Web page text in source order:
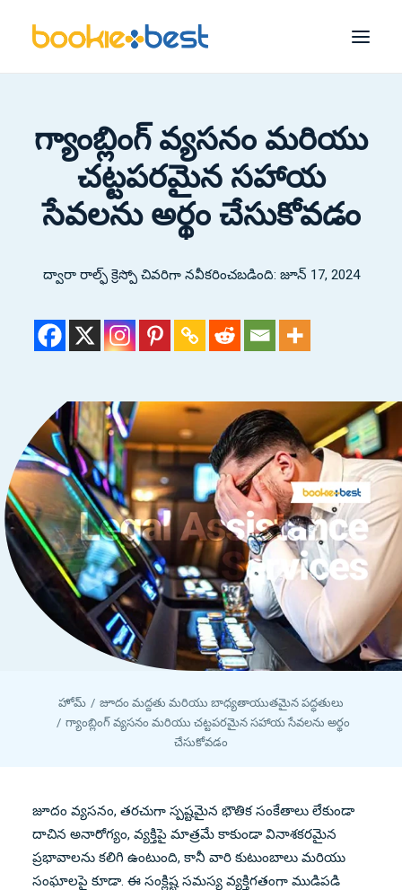
ఉత్తమ బుకీలు
మెల్బెట్
1xBet
1గెలవండి
Bet365
మోస్ట్‌బెట్
గ్యాంబ్లింగ్ వ్యసనం మరియు
చట్టపరమైన సహాయ
సేవలను అర్థం చేసుకోవడం
ద్వారా రాల్ఫ్ క్రెస్పోచివరిగా నవీకరించబడింది: జూన్ 17, 2024
హోమ్
జూదం మద్దతు మరియు బాధ్యతాయుతమైన పద్ధతులు
గ్యాంబ్లింగ్ వ్యసనం మరియు చట్టపరమైన సహాయ సేవలను అర్థం
చేసుకోవడం
జూదం వ్యసనం, తరచుగా స్పష్టమైన భౌతిక సంకేతాలు లేకుండా
దాచిన అనారోగ్యం, వ్యక్తిపై మాత్రమే కాకుండా వినాశకరమైన
ప్రభావాలను కలిగి ఉంటుంది, కానీ వారి కుటుంబాలు మరియు
సంఘాలపై కూడా. ఈ సంక్లిష్ట సమస్య వ్యక్తిగతంగా ముడిపడి